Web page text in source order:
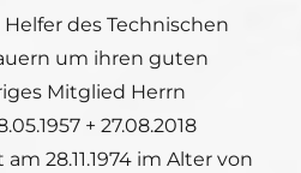
des Technischen
um ihren guten
Mitglied Herrn
+ 27.08.2018
28.11.1974 im Alter von